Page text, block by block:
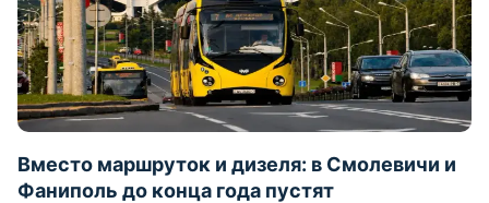
Вместо маршруток и дизеля: в Смолевичи и
Фаниполь до конца года пустят